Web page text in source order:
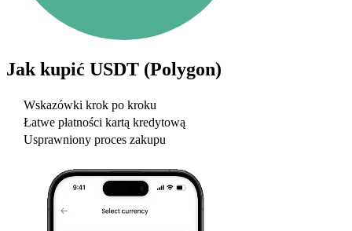
Jak kupić USDT (Polygon)
Wskazówki krok po kroku
Łatwe płatności kartą kredytową
Usprawniony proces zakupu